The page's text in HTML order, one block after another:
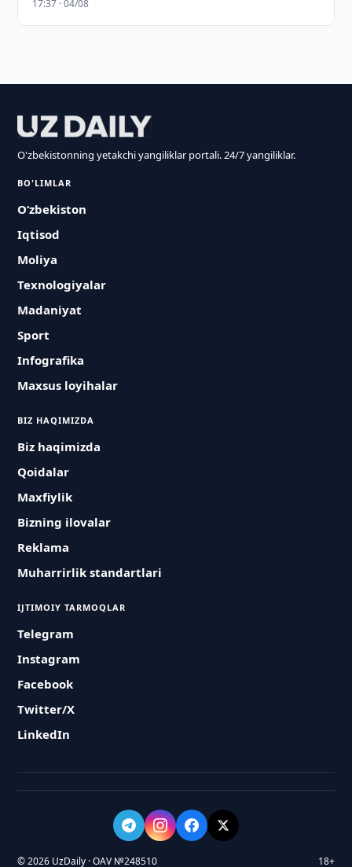
17:37 · 04/08
O'zbekistonning yetakchi yangiliklar portali. 24/7 yangiliklar.
BO'LIMLAR
O‘zbekiston
Iqtisod
Moliya
Texnologiyalar
Madaniyat
Sport
Infografika
Maxsus loyihalar
BIZ HAQIMIZDA
Biz haqimizda
Qoidalar
Maxfiylik
Bizning ilovalar
Reklama
Muharrirlik standartlari
IJTIMOIY TARMOQLAR
Telegram
Instagram
Facebook
Twitter/X
LinkedIn
© 2026 UzDaily · OAV №248510 18+